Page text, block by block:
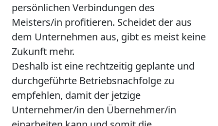
persönlichen Verbindungen des
Meisters/in profitieren. Scheidet der aus
dem Unternehmen aus, gibt es meist keine
Zukunft mehr.
Deshalb ist eine rechtzeitig geplante und
durchgeführte Betriebsnachfolge zu
empfehlen, damit der jetzige
Unternehmer/in den Übernehmer/in